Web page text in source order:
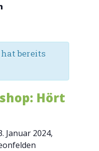
bereits
Hört
Januar 2024,